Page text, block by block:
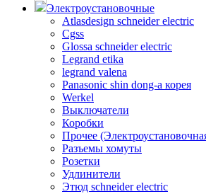
Электроустановочные
Atlasdesign schneider electric
Cgss
Glossa schneider electric
Legrand etika
legrand valena
Panasonic shin dong-a корея
Werkel
Выключатели
Коробки
Прочее
Разъемы хомуты
Розетки
Удлинители
Этюд schneider electric